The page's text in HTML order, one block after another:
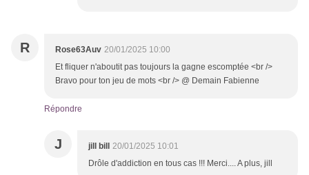
R Rose63Auv 20/01/2025 10:00
Et fliquer n'aboutit pas toujours la gagne escomptée <br />
Bravo pour ton jeu de mots <br /> @ Demain Fabienne
Répondre
J jill bill
20/01/2025 10:01
Drôle d'addiction en tous cas !!! Merci.... A plus, jill